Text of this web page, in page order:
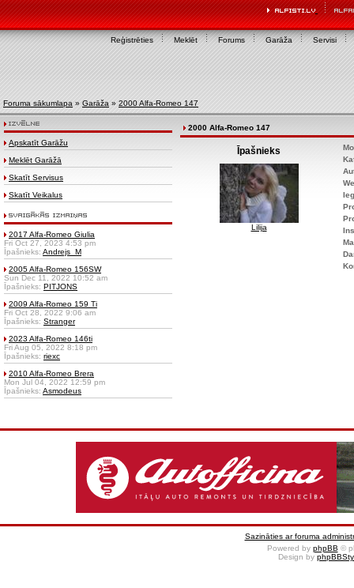
Reģistrēties Meklēt Forums Garāža Servisi
Foruma sākumlapa » Garāža » 2000 Alfa-Romeo 147
Apskatīt Garāžu
Meklēt Garāžā
Skatīt Servisus
Skatīt Veikalus
2017 Alfa-Romeo Giulia
Fri Oct 27, 2023 4:53 pm
Īpašnieks: Andrejs_M
2005 Alfa-Romeo 156SW
Sun Dec 11, 2022 10:52 am
Īpašnieks: PITJONS
2009 Alfa-Romeo 159 Ti
Fri Oct 28, 2022 9:06 am
Īpašnieks: Stranger
2023 Alfa-Romeo 146ti
Fri Aug 05, 2022 8:18 pm
Īpašnieks: riexc
2010 Alfa-Romeo Brera
Mon Jul 04, 2022 12:59 pm
Īpašnieks: Asmodeus
2000 Alfa-Romeo 147
Īpašnieks
Lilija
Sazināties ar foruma
Powered by phpBB ©
Design by